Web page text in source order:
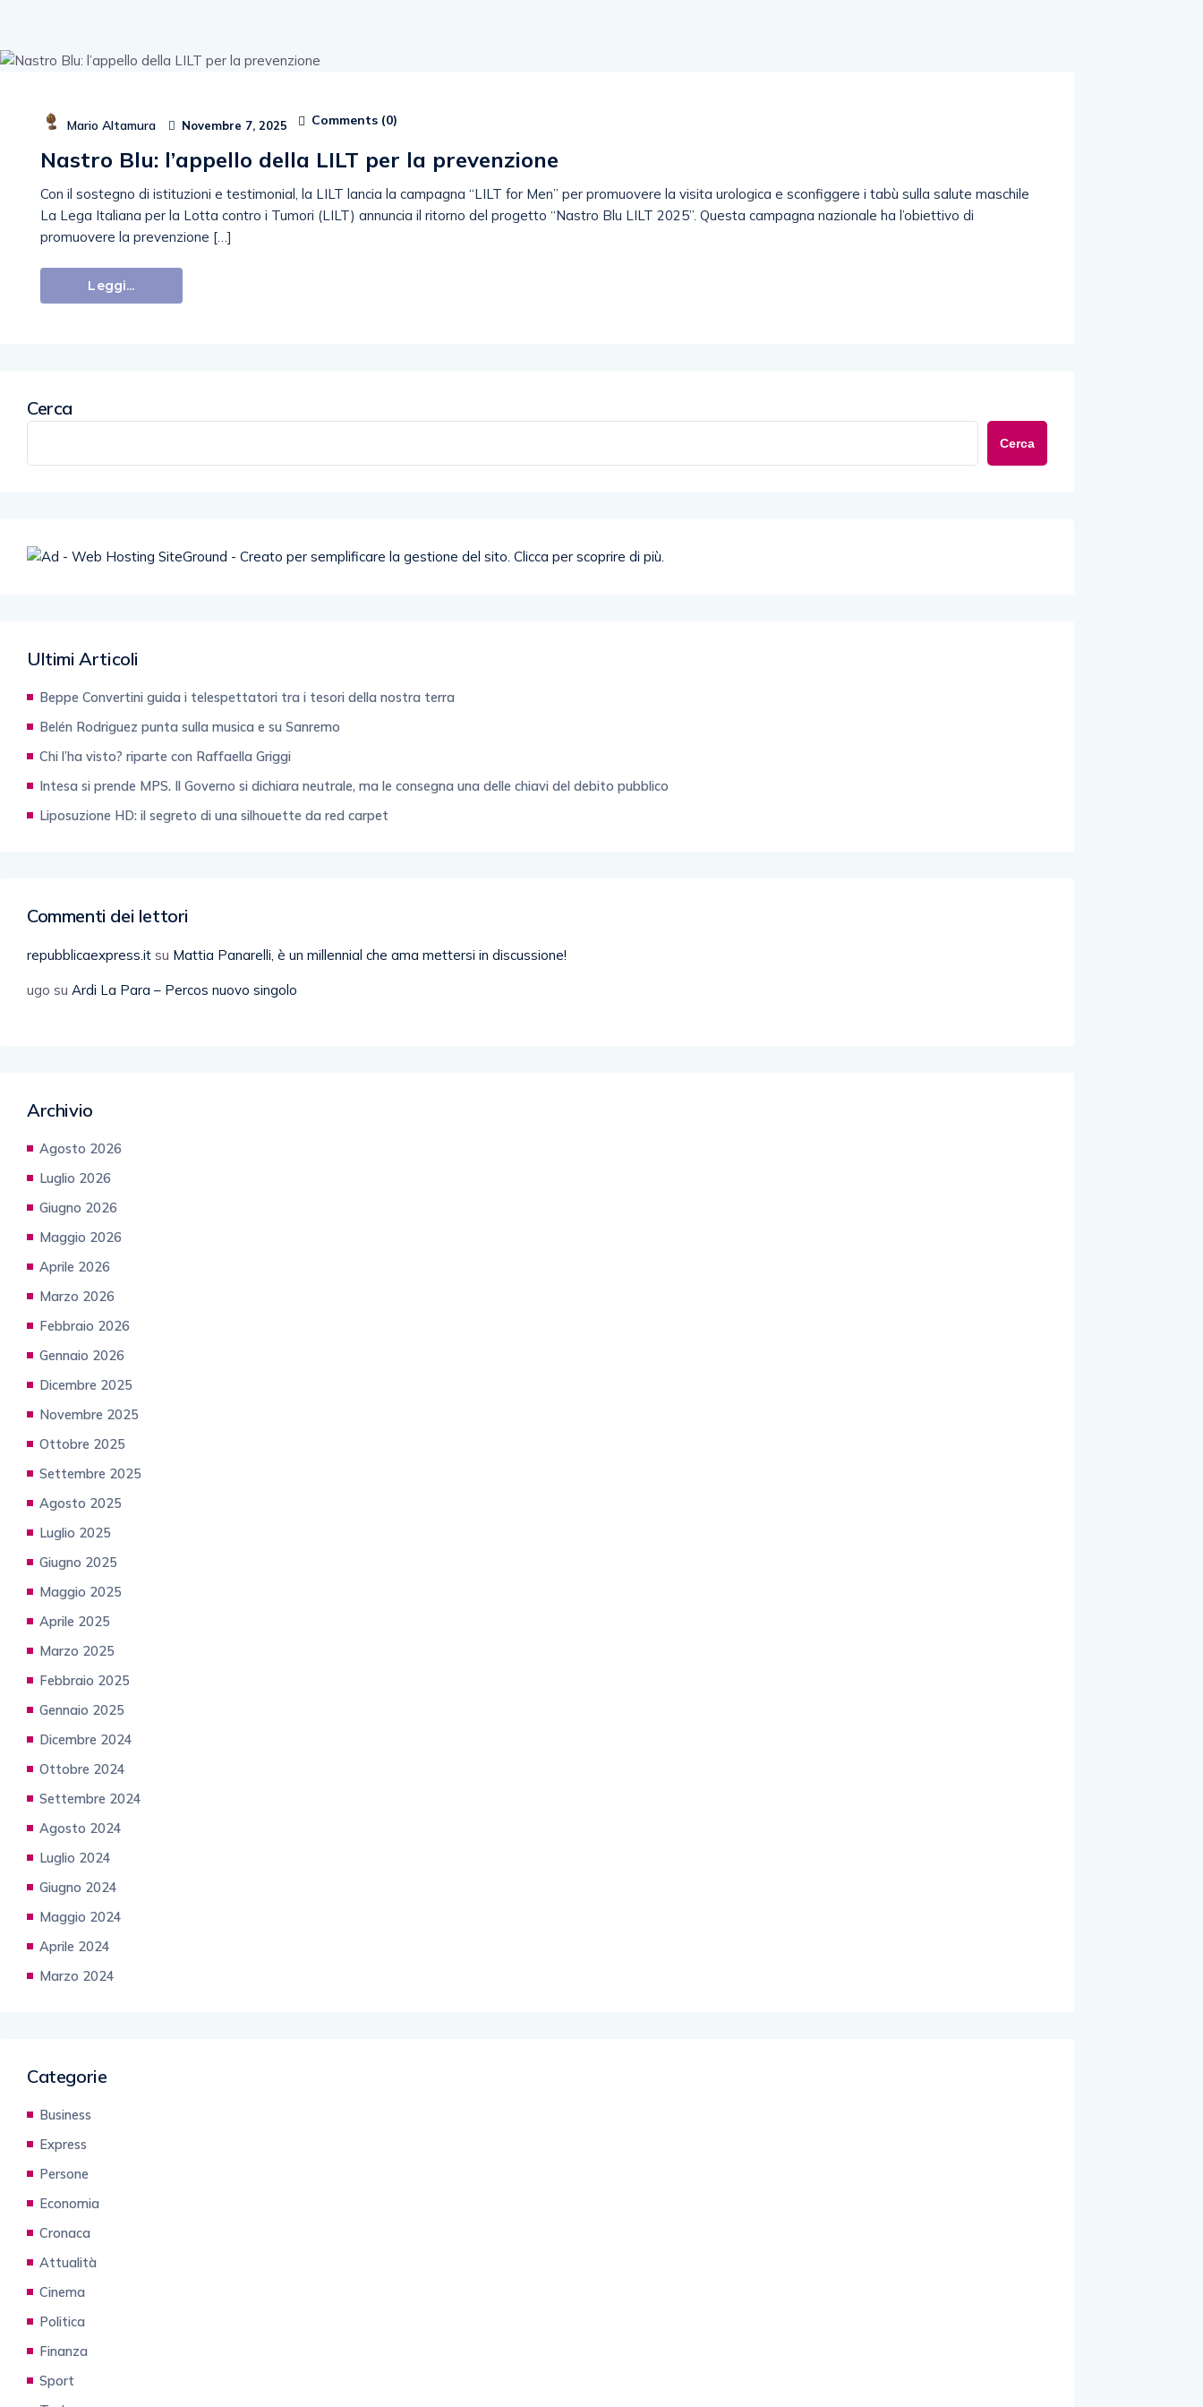
Mario Altamura Novembre 7, 2025 Comments (0)
Nastro Blu: l’appello della LILT per la prevenzione
Con il sostegno di istituzioni e testimonial, la LILT lancia la campagna “LILT for Men” per promuovere la visita urologica e sconfiggere i tabù sulla salute maschile
La Lega Italiana per la Lotta contro i Tumori (LILT) annuncia il ritorno del progetto “Nastro Blu LILT 2025”. Questa campagna nazionale ha l’obiettivo di
promuovere la prevenzione […]
Leggi...
Cerca
Cerca
Ultimi Articoli
Beppe Convertini guida i telespettatori tra i tesori della nostra terra
Belén Rodriguez punta sulla musica e su Sanremo
Chi l’ha visto? riparte con Raffaella Griggi
Intesa si prende MPS. Il Governo si dichiara neutrale, ma le consegna una delle chiavi del debito pubblico
Liposuzione HD: il segreto di una silhouette da red carpet
Commenti dei lettori
repubblicaexpress.it su Mattia Panarelli, è un millennial che ama mettersi in discussione!
ugo su Ardi La Para – Percos nuovo singolo
Archivio
Agosto 2026
Luglio 2026
Giugno 2026
Maggio 2026
Aprile 2026
Marzo 2026
Febbraio 2026
Gennaio 2026
Dicembre 2025
Novembre 2025
Ottobre 2025
Settembre 2025
Agosto 2025
Luglio 2025
Giugno 2025
Maggio 2025
Aprile 2025
Marzo 2025
Febbraio 2025
Gennaio 2025
Dicembre 2024
Ottobre 2024
Settembre 2024
Agosto 2024
Luglio 2024
Giugno 2024
Maggio 2024
Aprile 2024
Marzo 2024
Categorie
Business
Express
Persone
Economia
Cronaca
Attualità
Cinema
Politica
Finanza
Sport